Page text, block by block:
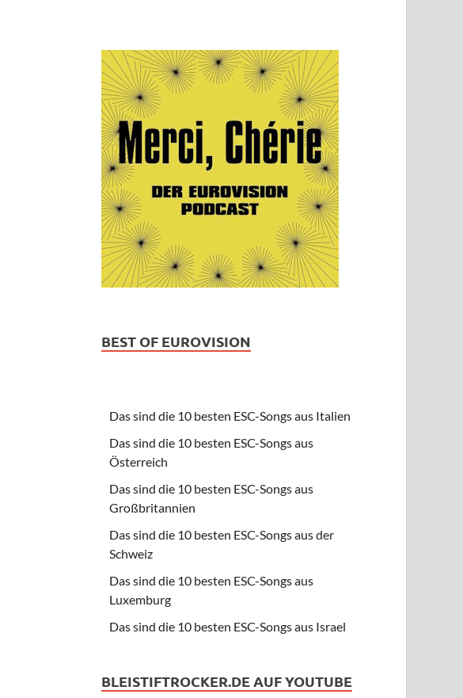
BEST OF EUROVISION
Das sind die 10 besten ESC-Songs aus Italien
Das sind die 10 besten ESC-Songs aus
Österreich
Das sind die 10 besten ESC-Songs aus
Großbritannien
Das sind die 10 besten ESC-Songs aus der
Schweiz
Das sind die 10 besten ESC-Songs aus
Luxemburg
Das sind die 10 besten ESC-Songs aus Israel
BLEISTIFTROCKER.DE AUF YOUTUBE